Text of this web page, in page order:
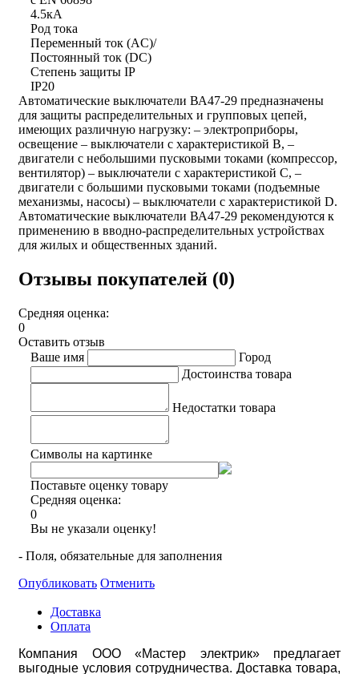
4.5кА
Род тока
Переменный ток (AC)/
Постоянный ток (DC)
Степень защиты IP
IP20
Автоматические выключатели ВА47-29 предназначены
для защиты распределительных и групповых цепей,
имеющих различную нагрузку: – электроприборы,
освещение – выключатели с характеристикой В, –
двигатели с небольшими пусковыми токами (компрессор,
вентилятор) – выключатели с характеристикой C, –
двигатели с большими пусковыми токами (подъемные
механизмы, насосы) – выключатели с характеристикой D.
Автоматические выключатели ВА47-29 рекомендуются к
применению в вводно-распределительных устройствах
для жилых и общественных зданий.
Отзывы покупателей (0)
Средняя оценка:
0
Оставить отзыв
Ваше имя
Город
Достоинства товара
Недостатки товара
Символы на картинке
Поставьте оценку товару
Средняя оценка:
0
Вы не указали оценку!
- Поля, обязательные для заполнения
Опубликовать Отменить
Доставка
Оплата
Компания ООО «Мастер электрик» предлагает
выгодные условия сотрудничества. Доставка товара,